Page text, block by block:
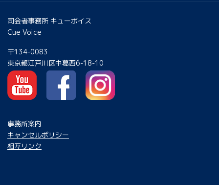
司会者事務所 キューボイス
Cue Voice
〒134-0083
東京都江戸川区中葛西6-18-10
事務所案内
キャンセルポリシー
相互リンク